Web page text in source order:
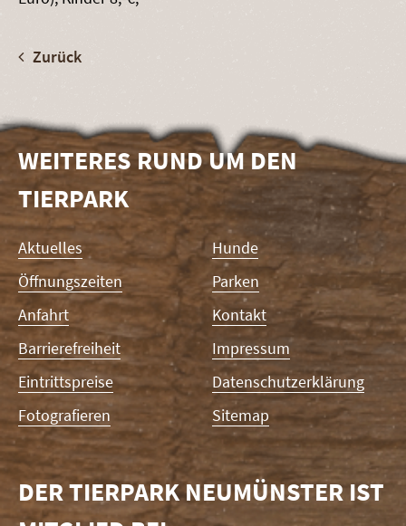
Zurück
WEITERES RUND UM DEN
TIERPARK
Navigation
überspringen
Aktuelles
Öffnungszeiten
Anfahrt
Barrierefreiheit
Eintrittspreise
Fotografieren
Hunde
Parken
Kontakt
Impressum
Datenschutzerklärung
Sitemap
DER TIERPARK NEUMÜNSTER IST